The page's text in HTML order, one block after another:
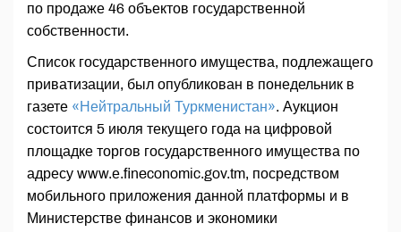
по продаже 46 объектов государственной
собственности.
Список государственного имущества, подлежащего
приватизации, был опубликован в понедельник в
газете «Нейтральный Туркменистан». Аукцион
состоится 5 июля текущего года на цифровой
площадке торгов государственного имущества по
адресу www.е.fineconomic.gov.tm, посредством
мобильного приложения данной платформы и в
Министерстве финансов и экономики